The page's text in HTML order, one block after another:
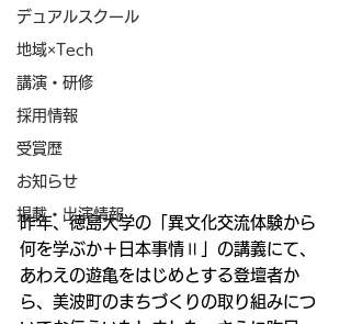
デュアルスクール
地域×Tech
講演・研修
採用情報
受賞歴
お知らせ
掲載・出演情報
昨年、徳島大学の「異文化交流体験から
何を学ぶか＋日本事情Ⅱ」の講義にて、
あわえの遊亀をはじめとする登壇者か
ら、美波町のまちづくりの取り組みにつ